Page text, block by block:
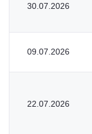
30.07.2026
09.07.2026
22.07.2026